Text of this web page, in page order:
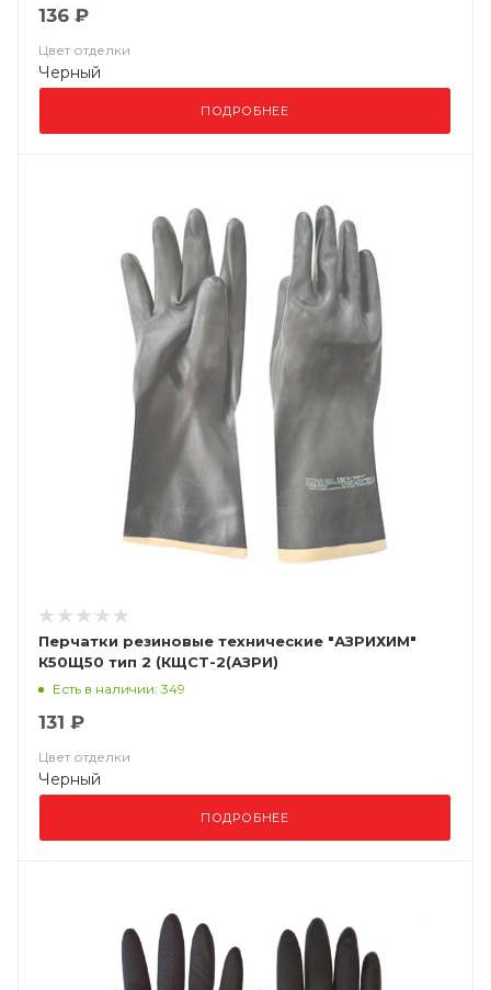
136 ₽
Цвет отделки
Черный
ПОДРОБНЕЕ
Перчатки резиновые технические "АЗРИХИМ"
К50Щ50 тип 2 (КЩСТ-2(АЗРИ)
Есть в наличии: 349
131 ₽
Цвет отделки
Черный
ПОДРОБНЕЕ